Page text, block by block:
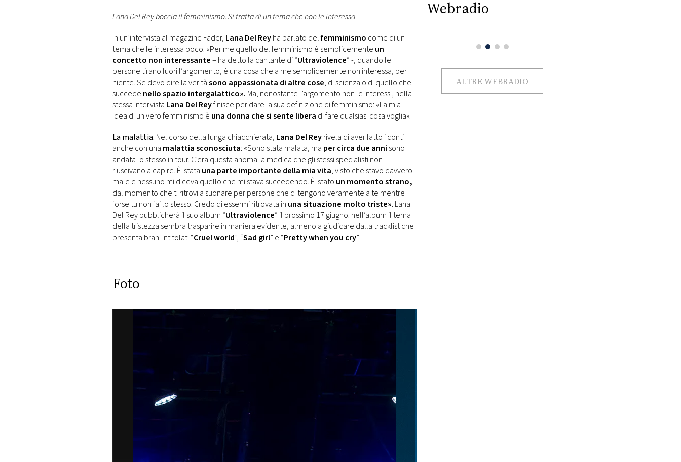
MONACO
RMC
CONSIGLIA
Lana Del Rey boccia il femminismo. Si tratta di un tema che non le interessa
In un’intervista al magazine Fader, Lana Del Reyha parlato delfemminismo come di un
tema che le interessa poco. «Per me quello del femminismo è semplicemente un
concetto non interessante– ha detto la cantante di “Ultraviolence” -, quando le
persone tirano fuori l’argomento, è una cosa che a me semplicemente non interessa, per
niente. Se devo dire la veritàsono appassionata di altre cose, di scienza o di quello che
succede nello spazio intergalattico». Ma, nonostante l’argomento non le interessi, nella
stessa intervista Lana Del Reyfinisce per dare la sua definizione di femminismo: «La mia
idea di un vero femminismo è una donna che si sente libera di fare qualsiasi cosa voglia».
La malattia. Nel corso della lunga chiacchierata, Lana Del Reyrivela di aver fatto i conti
anche con una malattia sconosciuta: «Sono stata malata, ma per circa due anni sono
andata lo stesso in tour. C’era questa anomalia medica che gli stessi specialisti non
riuscivano a capire. È stata una parte importante della mia vita, visto che stavo davvero
male e nessuno mi diceva quello che mi stava succedendo. È stato un momento strano,
dal momento che ti ritrovi a suonare per persone che ci tengono veramente a te mentre
forse tu non fai lo stesso. Credo di essermi ritrovata in una situazione molto triste». Lana
Del Rey pubblicherà il suo album “Ultraviolence” il prossimo 17 giugno: nell’album il tema
della tristezza sembra trasparire in maniera evidente, almeno a giudicare dalla tracklist che
presenta brani intitolati “Cruel world”, “Sad girl” e “Pretty when you cry”.
Foto
Webradio
ALTRE WEBRADIO